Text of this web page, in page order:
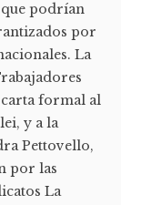
podrían
por
La
formal al
y a la
Pettovello,
por las
La